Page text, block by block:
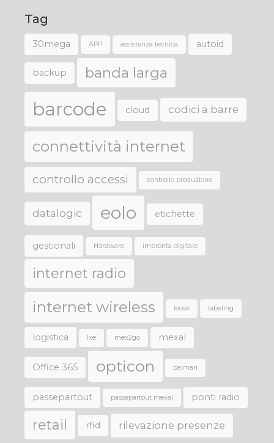
Tag
30mega APP assistenza tecnica autoid
backup banda larga
barcode cloud codici a barre
connettività internet
controllo accessi controllo produzione
datalogic eolo etichette
gestionali Hardware impronta digitale
internet radio
internet wireless kiosk labeling
logistica lxe mex2go mexal
Office 365 opticon palmari
passepartout passepartout mexal ponti radio
retail rfid rilevazione presenze